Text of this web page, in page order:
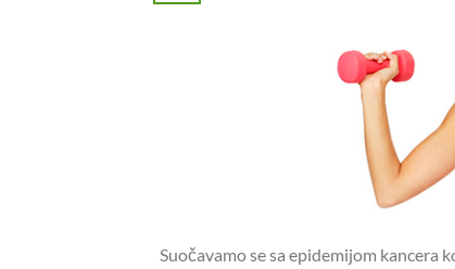
Suočavamo se sa epidemijom kancera